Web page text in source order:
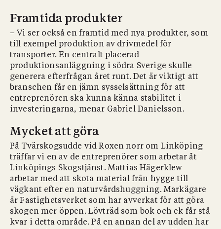
Framtida produkter
– Vi ser också en framtid med nya produkter, som
till exempel produktion av drivmedel för
transporter. En centralt placerad
produktionsanläggning i södra Sverige skulle
generera efterfrågan året runt. Det är viktigt att
branschen får en jämn sysselsättning för att
entreprenören ska kunna känna stabilitet i
investeringarna, menar Gabriel Danielsson.
Mycket att göra
På Tvärskogsudde vid Roxen norr om Linköping
träffar vi en av de entreprenörer som arbetar åt
Linköpings Skogstjänst. Mattias Hägerklew
arbetar med att skota material från hygge till
vägkant efter en naturvårdshuggning. Markägare
är Fastighetsverket som har avverkat för att göra
skogen mer öppen. Lövträd som bok och ek får stå
kvar i detta område. På en annan del av udden har